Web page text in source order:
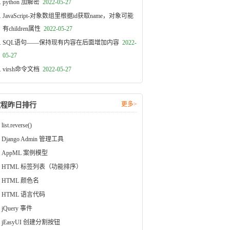
python 加解密 2022-05-27
JavaScript-对象数组里根据id获取name，对象可能
有children属性 2022-05-27
SQL语句——保持现有内容在后面增加内容 2022-
05-27
virsh命令文档 2022-05-27
昨日排行 更多>
list.reverse()
Django Admin 管理工具
AppML 案例模型
HTML 标签列表（功能排序）
HTML 颜色名
HTML 语言代码
jQuery 事件
jEasyUI 创建分割按钮